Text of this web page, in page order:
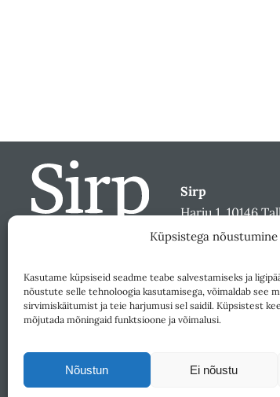
Küpsistega nõustumine
Kasutame küpsiseid seadme teabe salvestamiseks ja
nõustute selle tehnoloogia kasutamisega, võimaldab see
sirvimiskäitumist ja teie harjumusi sel saidil. Küpsistest
mõjutada mõningaid funktsioone ja võimalusi.
Nõustun Ei nõustu
Sirp
Harju 1, 10146
sirp@sirp.ee
Toeta
Väljaandja SA Kultuurileht